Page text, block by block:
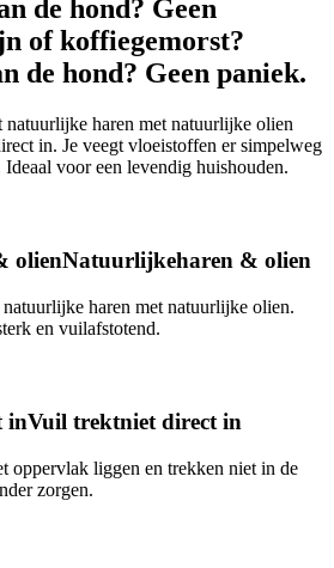
de hond? Geen
of koffiegemorst?
de hond? Geen paniek.
haren met natuurlijke olien
in. Je veegt vloeistoffen er simpelweg
voor een levendig huishouden.
olienNatuurlijkeharen & olien
haren met natuurlijke olien.
en vuilafstotend.
inVuil trektniet direct in
oppervlak liggen en trekken niet in de
zorgen.